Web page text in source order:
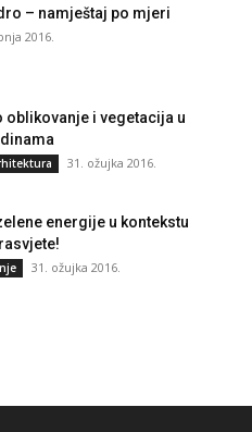
– namještaj po mjeri
2016.
oblikovanje i vegetacija u
31. ožujka 2016.
energije u kontekstu
31. ožujka 2016.